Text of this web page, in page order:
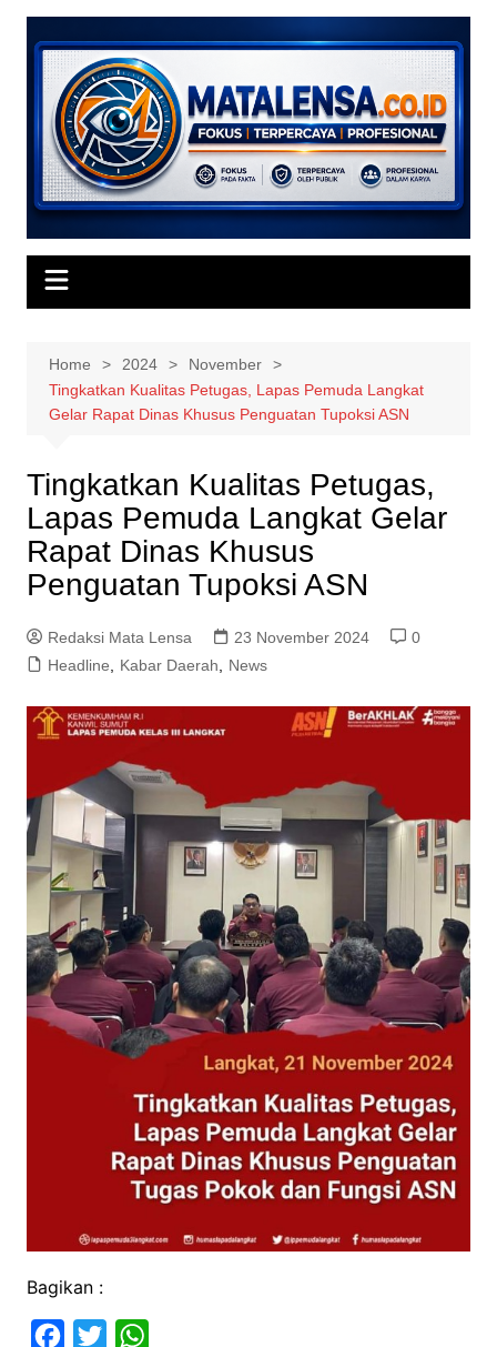
Skip
content
Home 2024
November
Tingkatkan Kualitas Petugas, Lapas Pemuda Langkat
Gelar Rapat Dinas Khusus Penguatan Tupoksi ASN
Tingkatkan Kualitas Petugas,
Lapas Pemuda Langkat Gelar
Rapat Dinas Khusus
Penguatan Tupoksi ASN
Redaksi Mata Lensa 23 November 2024
0
Headline
Kabar Daerah News
Bagikan :